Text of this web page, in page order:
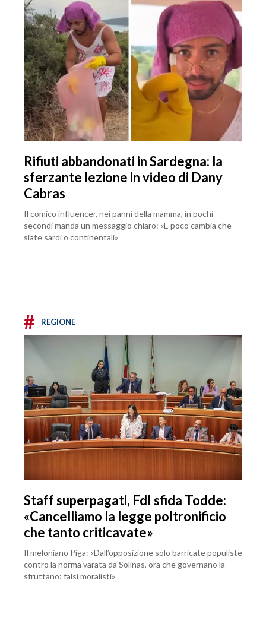
Rifiuti abbandonati in Sardegna: la
sferzante lezione in video di Dany
Cabras
Il comico influencer, nei panni della mamma, in pochi
secondi manda un messaggio chiaro: «E poco cambia che
siate sardi o continentali»
# REGIONE
Staff superpagati, FdI sfida Todde:
«Cancelliamo la legge poltronificio
che tanto criticavate»
Il meloniano Piga: «Dall’opposizione solo barricate populiste
contro la norma varata da Solinas, ora che governano la
sfruttano: falsi moralisti»